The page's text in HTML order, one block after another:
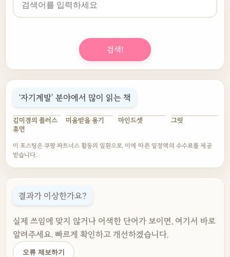
검색!
‘자기계발’ 분야에서 많이 읽는 책
김미경의 플러스
휴먼
미움받을 용기 마인드셋 그릿
이 포스팅은 쿠팡 파트너스 활동의 일환으로, 이에 따른 일정액의 수수료를 제공
받습니다.
결과가 이상한가요?
실제 쓰임에 맞지 않거나 어색한 단어가 보이면, 여기서 바로
알려주세요. 빠르게 확인하고 개선하겠습니다.
오류 제보하기